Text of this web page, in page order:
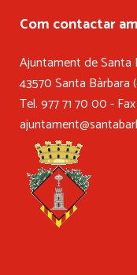
Com contactar
Ajuntament de Santa
43570 Santa Bàrbara
Tel. 977 71 70 00 -